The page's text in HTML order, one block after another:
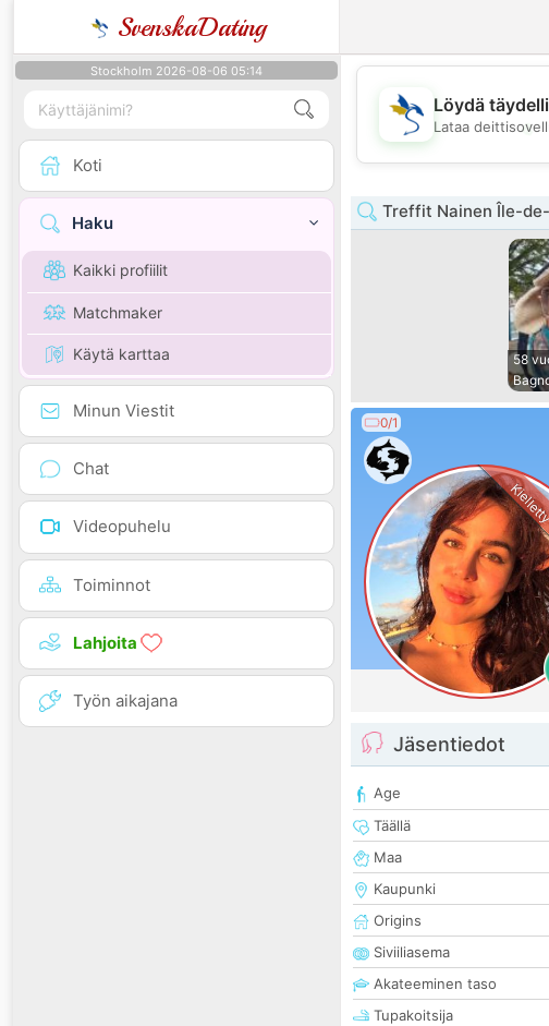
SvenskaDating
Stockholm 2026-08-06 05:14
Koti
Haku
Kaikki profiilit
Matchmaker
Käytä karttaa
Minun Viestit
Chat
Videopuhelu
Toiminnot
Lahjoita
Työn aikajana
Löydä
Lataa
Treffit Nainen Île-
58
0/1
Jäsentiedot
Age
Täällä
Maa
Kaupunki
Origins
Siviiliasema
Akateeminen taso
Tupakoitsija